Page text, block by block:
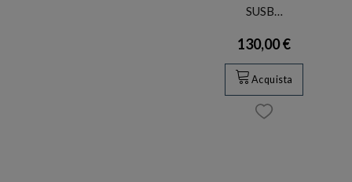
SUSB…
130,00 €
Acquista